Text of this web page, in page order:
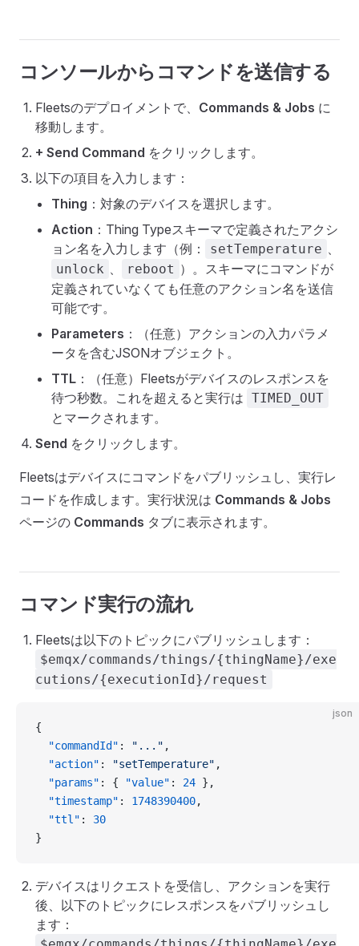
コンソールからコマンドを送信する
Fleetsのデプロイメントで、 Commands & Jobs に
移動します。
+ Send Command をクリックします。
以下の項目を入力します：
Thing ：対象のデバイスを選択します。
Action ：Thing Typeスキーマで定義されたアクシ
ョン名を入力します（例：
setTemperature 、
unlock 、 reboot ）。スキーマにコマンドが
定義されていなくても任意のアクション名を送信
可能です。
Parameters ：（任意）アクションの入力パラメ
ータを含むJSONオブジェクト。
TTL ：（任意）Fleetsがデバイスのレスポンスを
待つ秒数。これを超えると実行は TIMED_OUT
とマークされます。
Send をクリックします。
Fleetsはデバイスにコマンドをパブリッシュし、実行レ
コードを作成します。実行状況は Commands & Jobs
ページの Commands タブに表示されます。
コマンド実行の流れ
Fleetsは以下のトピックにパブリッシュします：
$emqx/commands/things/{thingName}/exe
cutions/{executionId}/request
json
{
  "commandId"
: "..." ,
  "action"
: "setTemperature" ,
  "params"
: { "value" : 24 },
  "timestamp"
: 1748390400,
  "ttl"
: 30
}
デバイスはリクエストを受信し、アクションを実行
後、以下のトピックにレスポンスをパブリッシュし
ます：